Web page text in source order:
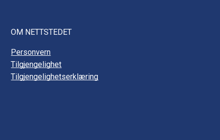
OM NETTSTEDET
Personvern
Tilgjengelighet
Tilgjengelighetserklæring